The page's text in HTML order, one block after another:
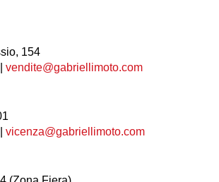
154
|vendite@gabriellimoto.com
|vicenza@gabriellimoto.com